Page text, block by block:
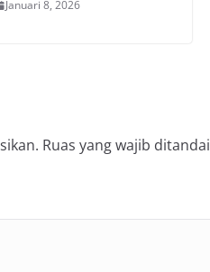
Januari 8, 2026
Ruas yang wajib ditandai